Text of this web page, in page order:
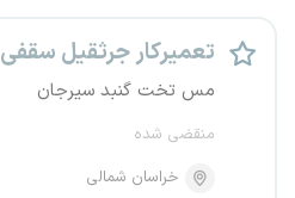
تعمیرکار جرثقیل سقفی
مس تخت گنبد سیرجان
منقضی شده
خراسان شمالی